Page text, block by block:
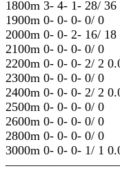
1800m 3- 4- 1- 28/
1900m 0- 0- 0- 0/ 0
2000m 0- 0- 2- 16/
2100m 0- 0- 0- 0/ 0
2200m 0- 0- 0- 2/ 2
2300m 0- 0- 0- 0/ 0
2400m 0- 0- 0- 2/ 2
2500m 0- 0- 0- 0/ 0
2600m 0- 0- 0- 0/ 0
2800m 0- 0- 0- 0/ 0
3000m 0- 0- 0- 1/ 1